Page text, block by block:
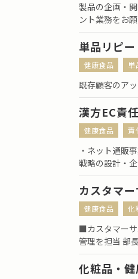
製品の企画・
ント業務をお
単品リピ
健康食品 単
既存顧客のア
漢方EC責
健康食品 責
・ネット通販
戦略の設計・
カスタマー
健康食品 化
■カスタマーサ
管理を担当 部
化粧品・